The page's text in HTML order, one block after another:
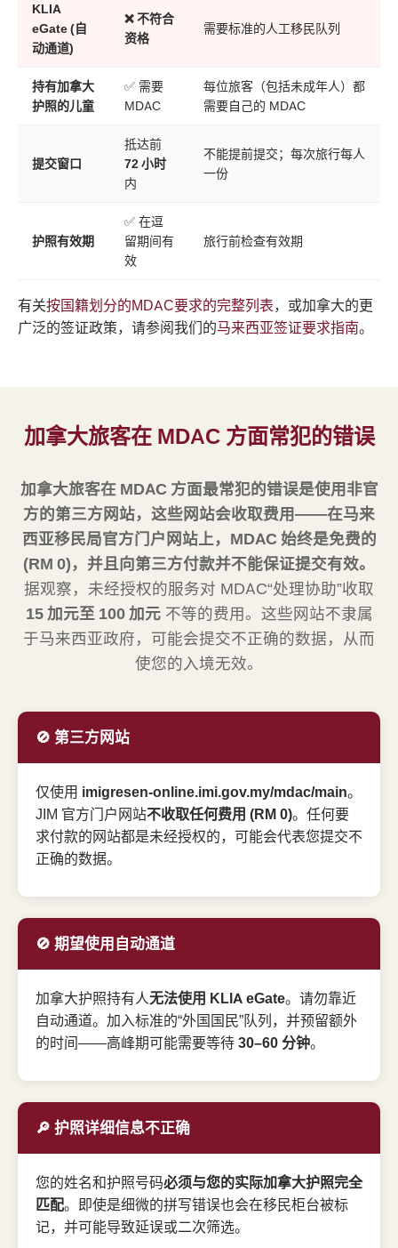
KLIA
eGate (自
动通道)
❌ 不符合
资格
需要标准的人工移民队列
持有加拿大
护照的儿童
✅ 需要
MDAC
每位旅客（包括未成年人）都
需要自己的 MDAC
提交窗口
抵达前
72 小时
内
不能提前提交；每次旅行每人
一份
护照有效期
✅ 在逗
留期间有
效
旅行前检查有效期
有关按国籍划分的MDAC要求的完整列表，或加拿大的更
广泛的签证政策，请参阅我们的马来西亚签证要求指南。
加拿大旅客在 MDAC 方面常犯的错误
加拿大旅客在 MDAC 方面最常犯的错误是使用非官
方的第三方网站，这些网站会收取费用——在马来
西亚移民局官方门户网站上，MDAC 始终是免费的
(RM 0)，并且向第三方付款并不能保证提交有效。
据观察，未经授权的服务对 MDAC“处理协助”收取
15 加元至 100 加元不等的费用。这些网站不隶属
于马来西亚政府，可能会提交不正确的数据，从而
使您的入境无效。
🚫 第三方网站
仅使用 imigresen-online.imi.gov.my/mdac/main。
JIM 官方门户网站不收取任何费用 (RM 0)。任何要
求付款的网站都是未经授权的，可能会代表您提交不
正确的数据。
🚫 期望使用自动通道
加拿大护照持有人无法使用 KLIA eGate。请勿靠近
自动通道。加入标准的“外国国民”队列，并预留额外
的时间——高峰期可能需要等待30–60 分钟。
🔎 护照详细信息不正确
您的姓名和护照号码必须与您的实际加拿大护照完全
匹配。即使是细微的拼写错误也会在移民柜台被标
记，并可能导致延误或二次筛选。